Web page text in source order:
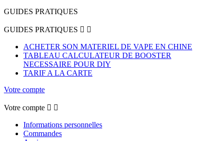
GUIDES PRATIQUES
GUIDES PRATIQUES  
ACHETER SON MATERIEL DE VAPE EN CHINE
TABLEAU CALCULATEUR DE BOOSTER
NECESSAIRE POUR DIY
TARIF A LA CARTE
Votre compte
Votre compte  
Informations personnelles
Commandes